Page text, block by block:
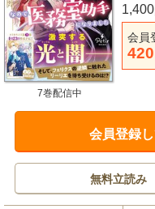
会員
7巻配信中
会員登録
無料立読み